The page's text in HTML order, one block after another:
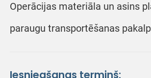
Operācijas materiāla un asins
paraugu transportēšanas
Iesniegšanas termiņš: